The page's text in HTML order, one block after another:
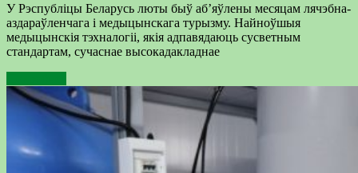
У Рэспубліцы Беларусь люты быў аб’яўлены месяцам лячэбна-
аздараўленчага і медыцынскага турызму. Найноўшыя
медыцынскія тэхналогіі, якія адпавядаюць сусветным
стандартам, сучаснае высокадакладнае